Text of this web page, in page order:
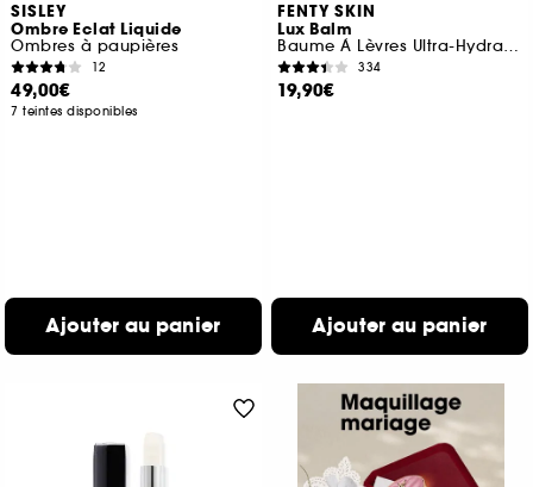
SISLEY
Ombre Eclat Liquide
Ombres à paupières
12
49,00€
7 teintes disponibles
Ajouter au panier
FENTY SKIN
Lux Balm
Baume À Lèvres Ultra-Hydratant À La Cerise
334
19,90€
Ajouter au panier